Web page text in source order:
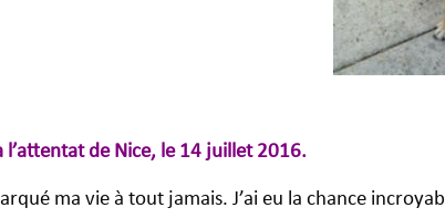
l’attentat de Nice, le 14 juillet 2016.
ma vie à tout jamais. J’ai eu la chance